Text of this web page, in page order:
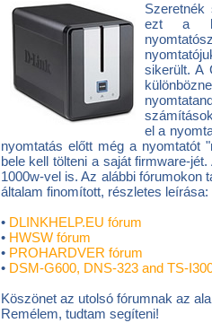
Szeretnék
ezt a
sikerült. A
el a
nyomtatás előtt még a nyomtatót
bele kell tölteni a saját firmware-
1000w-vel is. Az alábbi fórumokon
általam finomított, részletes leírása:
• DLINKHELP.EU fórum
• HWSW fórum
• PROHARDVER fórum
• DSM-G600, DNS-323 and TS-
Köszönet az utolsó fórumnak az
Remélem, tudtam segíteni!